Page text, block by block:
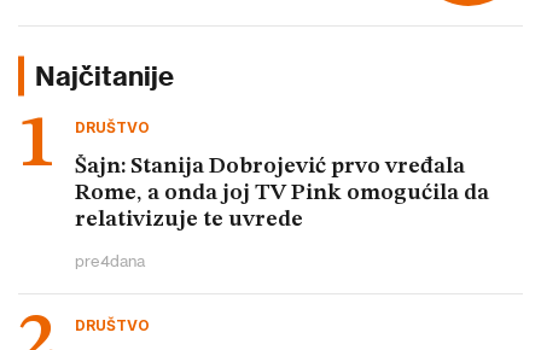
Najčitanije
DRUŠTVO
Šajn: Stanija Dobrojević prvo vređala
Rome, a onda joj TV Pink omogućila da
relativizuje te uvrede
pre4dana
DRUŠTVO